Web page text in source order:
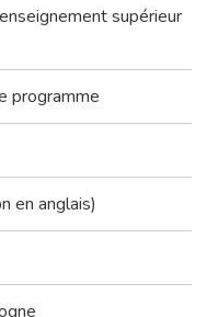
supérieur
programme
en anglais)